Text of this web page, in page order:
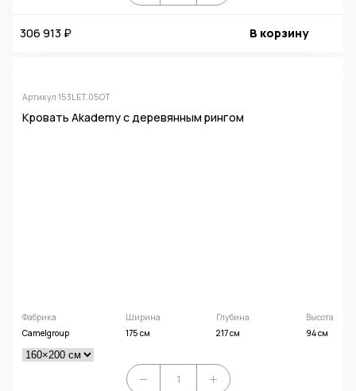
306 913 ₽ В корзину
Артикул 153LET.05OT
Кровать Akademy с деревянным рингом
Фабрика
Camelgroup
Ширина
175 см
Глубина
217 см
Высота
94 см